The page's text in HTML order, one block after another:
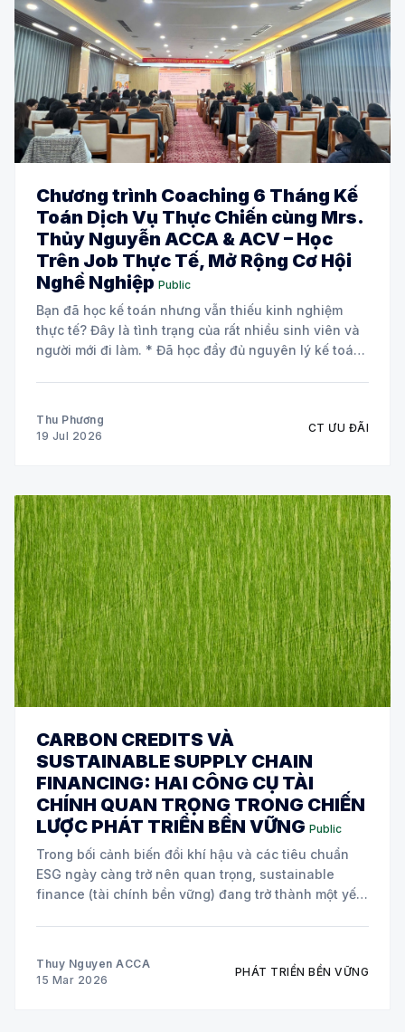
Chương trình Coaching 6 Tháng Kế
Toán Dịch Vụ Thực Chiến cùng Mrs.
Thủy Nguyễn ACCA & ACV – Học
Trên Job Thực Tế, Mở Rộng Cơ Hội
Nghề Nghiệp Public
Bạn đã học kế toán nhưng vẫn thiếu kinh nghiệm
thực tế? Đây là tình trạng của rất nhiều sinh viên và
người mới đi làm. * Đã học đầy đủ nguyên lý kế toán
Thu Phương
19 Jul 2026
CT ƯU ĐÃI
CARBON CREDITS VÀ
SUSTAINABLE SUPPLY CHAIN
FINANCING: HAI CÔNG CỤ TÀI
CHÍNH QUAN TRỌNG TRONG CHIẾN
LƯỢC PHÁT TRIỂN BỀN VỮNG Public
Trong bối cảnh biến đổi khí hậu và các tiêu chuẩn
ESG ngày càng trở nên quan trọng, sustainable
finance (tài chính bền vững) đang trở thành một yếu
Thuy Nguyen ACCA
15 Mar 2026
PHÁT TRIỂN BỀN VỮNG